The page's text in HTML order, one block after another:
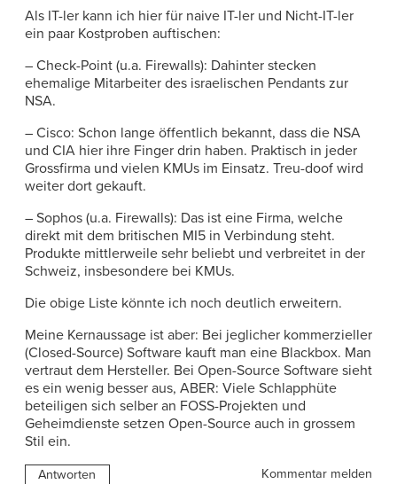
Als IT-ler kann ich hier für naive IT-ler und Nicht-IT-ler
ein paar Kostproben auftischen:
– Check-Point (u.a. Firewalls): Dahinter stecken
ehemalige Mitarbeiter des israelischen Pendants zur
NSA.
– Cisco: Schon lange öffentlich bekannt, dass die NSA
und CIA hier ihre Finger drin haben. Praktisch in jeder
Grossfirma und vielen KMUs im Einsatz. Treu-doof wird
weiter dort gekauft.
– Sophos (u.a. Firewalls): Das ist eine Firma, welche
direkt mit dem britischen MI5 in Verbindung steht.
Produkte mittlerweile sehr beliebt und verbreitet in der
Schweiz, insbesondere bei KMUs.
Die obige Liste könnte ich noch deutlich erweitern.
Meine Kernaussage ist aber: Bei jeglicher kommerzieller
(Closed-Source) Software kauft man eine Blackbox. Man
vertraut dem Hersteller. Bei Open-Source Software sieht
es ein wenig besser aus, ABER: Viele Schlapphüte
beteiligen sich selber an FOSS-Projekten und
Geheimdienste setzen Open-Source auch in grossem
Stil ein.
Antworten
Kommentar melden